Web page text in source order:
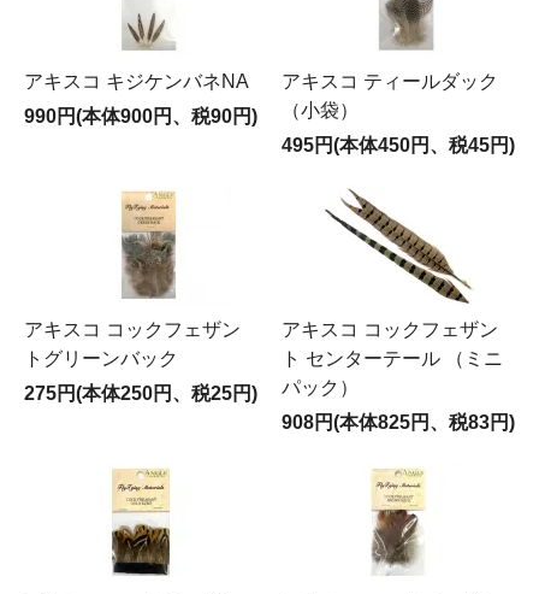
アキスコ キジケンバネNA
990円(本体900円、税90円)
アキスコ ティールダック
（小袋）
495円(本体450円、税45円)
アキスコ コックフェザン
トグリーンバック
275円(本体250円、税25円)
アキスコ コックフェザン
ト センターテール （ミニ
パック）
908円(本体825円、税83円)